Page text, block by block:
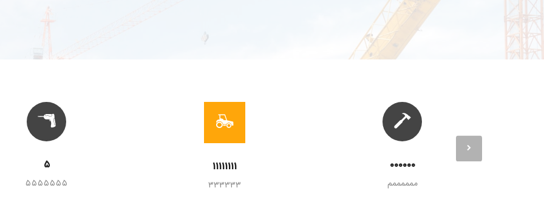
۰۰۰۰۰۰
ممممممم
۱۱۱۱۱۱۱۱
۳۳۳۳۳۳
۵
۵۵۵۵۵۵۵